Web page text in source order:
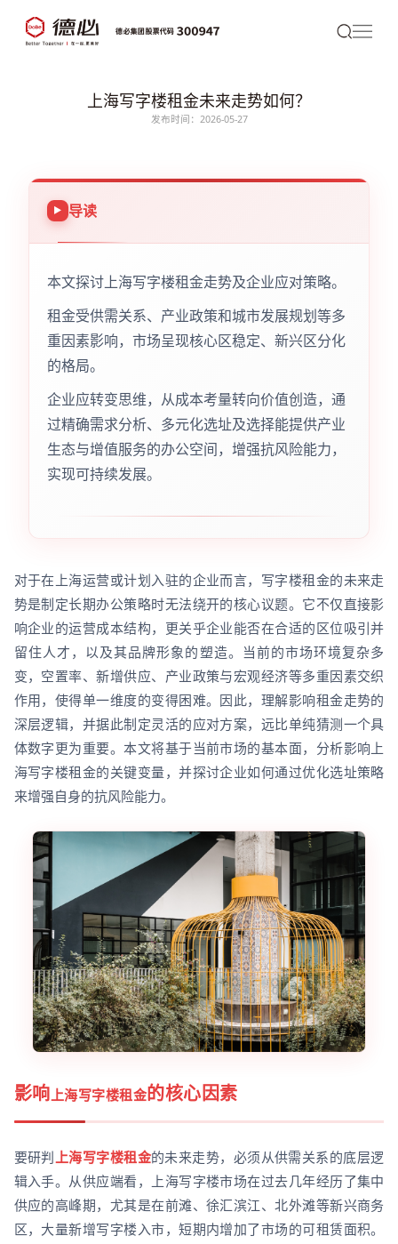
上海写字楼租金未来走势如何？
发布时间：2026-05-27
导读
本文探讨上海写字楼租金走势及企业应对策略。
租金受供需关系、产业政策和城市发展规划等多
重因素影响，市场呈现核心区稳定、新兴区分化
的格局。
企业应转变思维，从成本考量转向价值创造，通
过精确需求分析、多元化选址及选择能提供产业
生态与增值服务的办公空间，增强抗风险能力，
实现可持续发展。
对于在上海运营或计划入驻的企业而言，写字楼租金的未来走
势是制定长期办公策略时无法绕开的核心议题。它不仅直接影
响企业的运营成本结构，更关乎企业能否在合适的区位吸引并
留住人才，以及其品牌形象的塑造。当前的市场环境复杂多
变，空置率、新增供应、产业政策与宏观经济等多重因素交织
作用，使得单一维度的变得困难。因此，理解影响租金走势的
深层逻辑，并据此制定灵活的应对方案，远比单纯猜测一个具
体数字更为重要。本文将基于当前市场的基本面，分析影响上
海写字楼租金的关键变量，并探讨企业如何通过优化选址策略
来增强自身的抗风险能力。
影响上海写字楼租金的核心因素
要研判 上海写字楼租金的未来走势，必须从供需关系的底层逻
辑入手。从供应端看，上海写字楼市场在过去几年经历了集中
供应的高峰期，尤其是在前滩、徐汇滨江、北外滩等新兴商务
区，大量新增写字楼入市，短期内增加了市场的可租赁面积。